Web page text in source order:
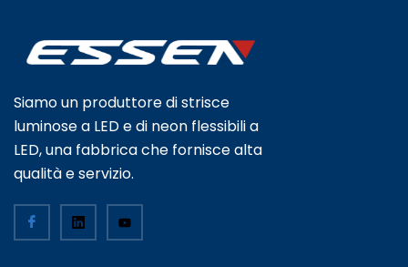
Siamo un produttore di strisce
luminose a LED e di neon flessibili a
LED, una fabbrica che fornisce alta
qualità e servizio.